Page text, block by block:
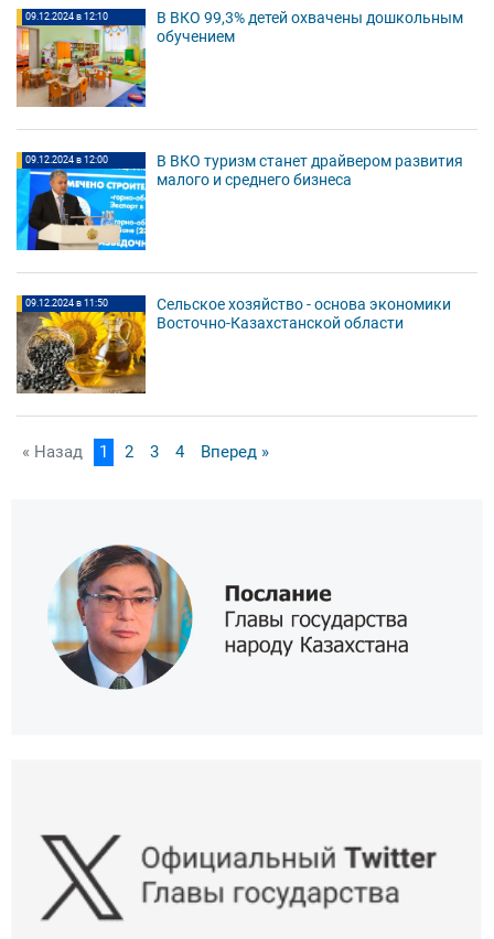
09.12.2024 в 12:10
В ВКО 99,3% детей охвачены дошкольным
обучением
09.12.2024 в 12:00
В ВКО туризм станет драйвером развития
малого и среднего бизнеса
09.12.2024 в 11:50
Сельское хозяйство - основа экономики
Восточно-Казахстанской области
« Назад 1 2 3 4 Вперед »